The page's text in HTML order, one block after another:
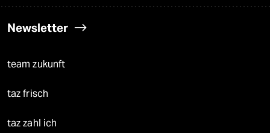
Newsletter
team zukunft
taz frisch
taz zahl ich